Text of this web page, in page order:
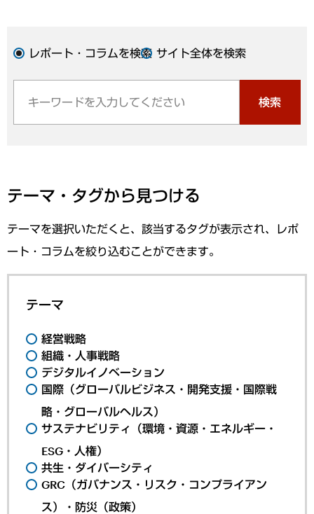
レポート・コラムを検索 サイト全体を検索
検索
テーマ・タグから見つける
テーマを選択いただくと、該当するタグが表示され、レポ
ート・コラムを絞り込むことができます。
テーマ
経営戦略
組織・人事戦略
デジタルイノベーション
国際（グローバルビジネス・開発支援・国際戦
略・グローバルヘルス）
サステナビリティ（環境・資源・エネルギー・
ESG・人権）
共生・ダイバーシティ
GRC（ガバナンス・リスク・コンプライアン
ス）・防災（政策）